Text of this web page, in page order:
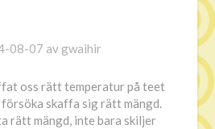
08-07 av gwaihir
oss rätt temperatur på teet
skaffa sig rätt mängd.
rätt mängd, inte bara skiljer